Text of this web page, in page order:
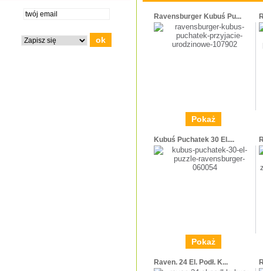
Ravensburger Kubuś Pu...
Pokaż
Kubuś Puchatek 30 El....
Pokaż
Raven. 24 El. Podł. K...